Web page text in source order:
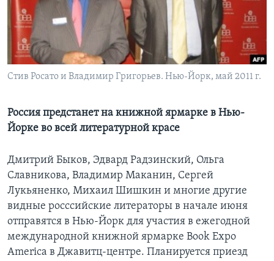
Learning English
СОЦИАЛЬНЫЕ СЕТИ
Языки
Стив Росато и Владимир Григорьев. Нью-Йорк, май 2011 г.
Россия предстанет на книжной ярмарке в Нью-
Йорке во всей литературной красе
Дмитрий Быков, Эдвард Радзинский, Ольга
Славникова, Владимир Маканин, Сергей
Лукьяненко, Михаил Шишкин и многие другие
видные росссийские литераторы в начале июня
отправятся в Нью-Йорк для участия в ежегодной
международной книжной ярмарке Book Expo
America в Джавитц-центре. Планируется приезд